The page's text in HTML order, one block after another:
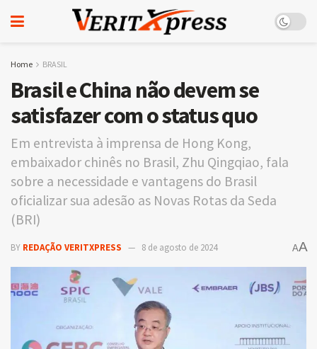
Home BRASIL
Brasil e China não devem se
satisfazer com o status quo
Em entrevista à imprensa de Hong Kong,
embaixador chinês no Brasil, Zhu Qingqiao, fala
sobre a necessidade e vantagens do Brasil
oficializar sua adesão as Novas Rotas da Seda
(BRI)
BY REDAÇÃO VERITXPRESS 8 de agosto de 2024 AA